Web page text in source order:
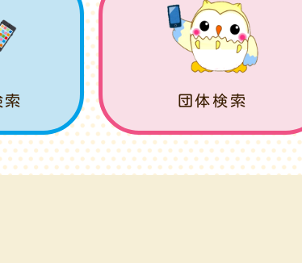
団体検索